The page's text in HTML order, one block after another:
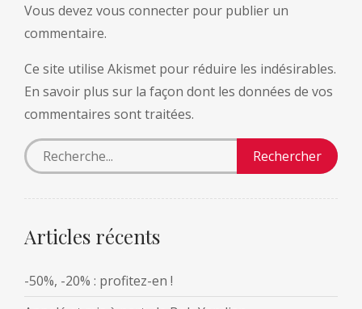
Vous devez vous connecter pour publier un
commentaire.
Ce site utilise Akismet pour réduire les indésirables.
En savoir plus sur la façon dont les données de vos
commentaires sont traitées.
Articles récents
-50%, -20% : profitez-en !